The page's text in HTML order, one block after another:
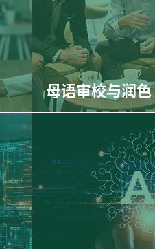
母语审校与润色